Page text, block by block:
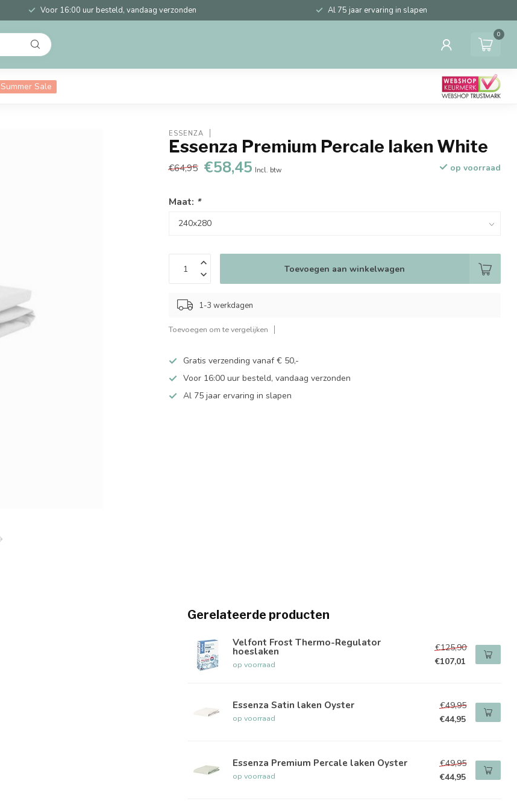
Voor 16:00 uur besteld, vandaag verzonden Al 75 jaar ervaring in slapen
0
Summer Sale
ESSENZA
Essenza Premium Percale laken White
€64,95 €58,45 Incl. btw op voorraad
Maat: *
Toevoegen aan winkelwagen
1-3 werkdagen
Toevoegen om te vergelijken
Gratis verzending vanaf € 50,-
Voor 16:00 uur besteld, vandaag verzonden
Al 75 jaar ervaring in slapen
Gerelateerde producten
Velfont Frost Thermo-Regulator
hoeslaken
op voorraad
€125,90
€107,01
Essenza Satin laken Oyster
op voorraad
€49,95
€44,95
Essenza Premium Percale laken Oyster
op voorraad
€49,95
€44,95